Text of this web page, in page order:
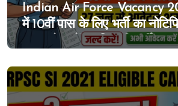
Indian Air Force Vacancy
में 10वीं पास के लिए भर्ती का
MTS के पदों पर निकली भर्ती,